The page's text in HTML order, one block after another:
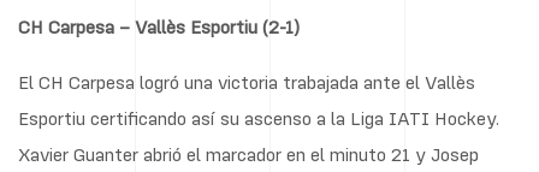
CH Carpesa – Vallès Esportiu (2-1)
El CH Carpesa logró una victoria trabajada ante el Vallès
Esportiu certificando así su ascenso a la Liga IATI Hockey.
Xavier Guanter abrió el marcador en el minuto 21 y Josep